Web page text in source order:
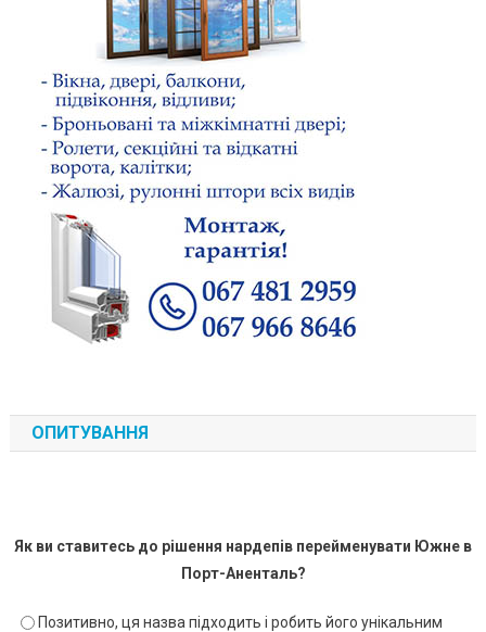
ОПИТУВАННЯ
Як ви ставитесь до рішення нардепів перейменувати Южне в
Порт-Аненталь?
Позитивно, ця назва підходить і робить його унікальним